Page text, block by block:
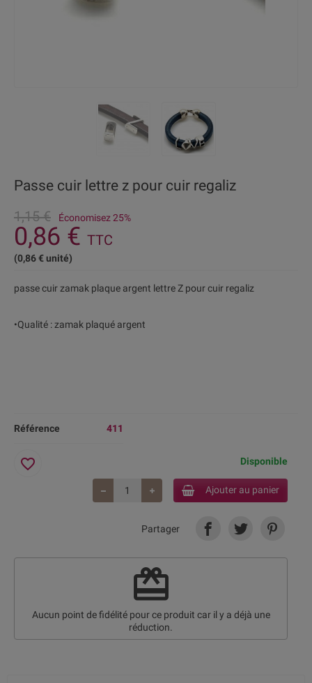
Passe cuir lettre z pour cuir regaliz
1,15 €
Économisez 25%
0,86 € TTC
(0,86 € unité)
passe cuir zamak plaque argent lettre Z pour cuir regaliz
•Qualité : zamak plaqué argent
Référence 411
Disponible
Ajouter au panier
favorite_border
Partager
redeem
Aucun point de fidélité pour ce produit car il y a déjà une
réduction.